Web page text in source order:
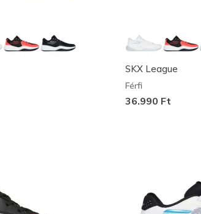
SKX League
Férfi
36.990 Ft